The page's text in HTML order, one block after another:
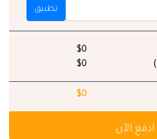
تطبيق
$0
$0
$0
ادفع الآن